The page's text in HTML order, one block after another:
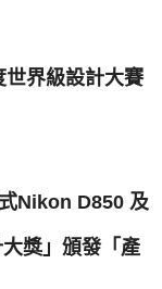
界級設計大賽
Nikon D850 及
獎」頒發「產